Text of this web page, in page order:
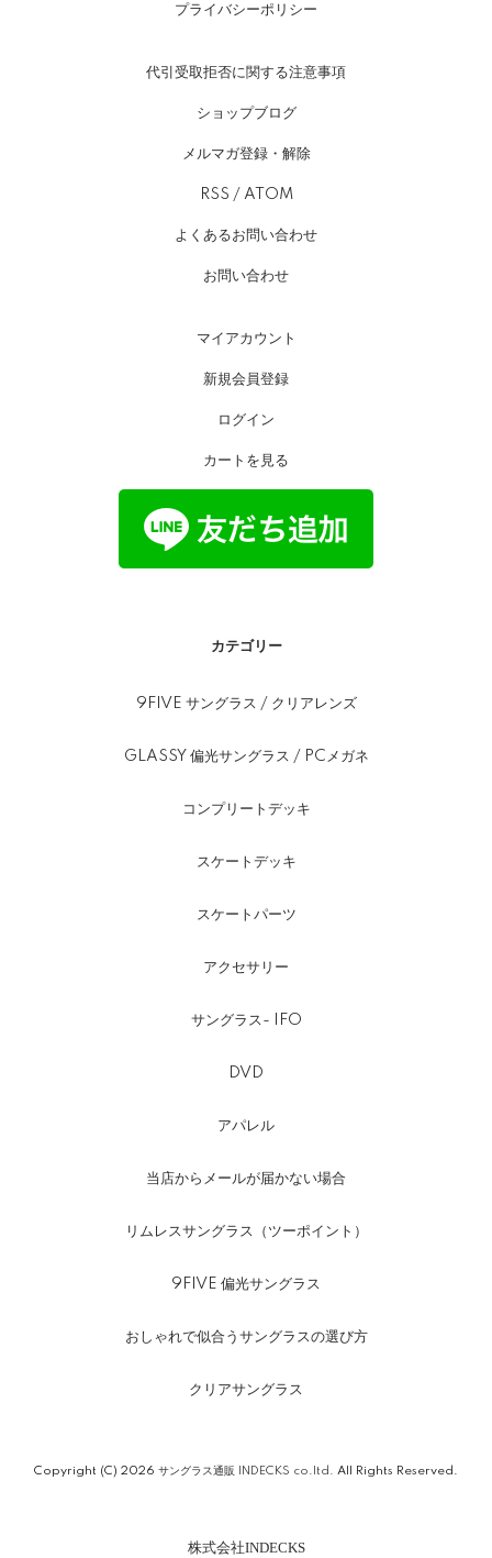
プライバシーポリシー
代引受取拒否に関する注意事項
ショップブログ
メルマガ登録・解除
RSS / ATOM
よくあるお問い合わせ
お問い合わせ
マイアカウント
新規会員登録
ログイン
カートを見る
カテゴリー
9FIVE サングラス / クリアレンズ
GLASSY 偏光サングラス / PCメガネ
コンプリートデッキ
スケートデッキ
スケートパーツ
アクセサリー
サングラス- IFO
DVD
アパレル
当店からメールが届かない場合
リムレスサングラス（ツーポイント）
9FIVE 偏光サングラス
おしゃれで似合うサングラスの選び方
クリアサングラス
株式会社INDECKS
Copyright (C) 2026 サングラス通販 INDECKS co.ltd. All Rights Reserved.